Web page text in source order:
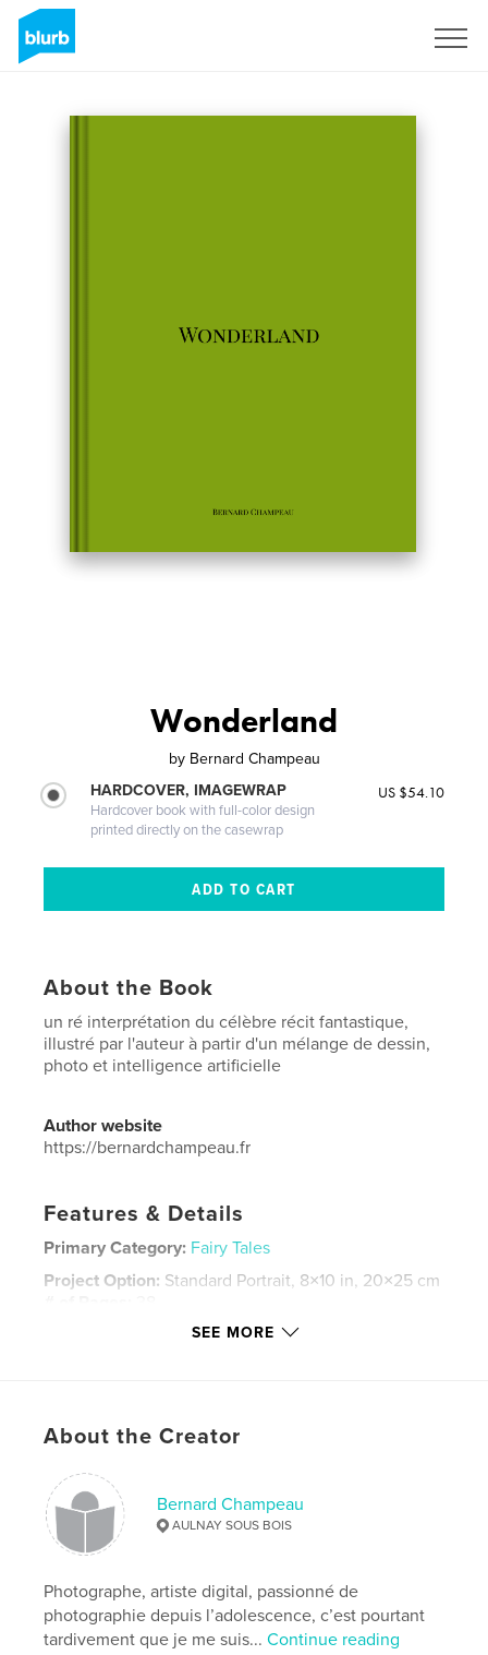
Wonderland
by Bernard Champeau
HARDCOVER, IMAGEWRAP
Hardcover book with full-color design
printed directly on the casewrap
US $54.10
About the Book
un ré interprétation du célèbre récit fantastique,
illustré par l'auteur à partir d'un mélange de dessin,
photo et intelligence artificielle
Author website
https://bernardchampeau.fr
Features & Details
Primary Category: Fairy Tales
Project Option: Standard Portrait, 8×10 in, 20×25 cm
Apr 09, 2026
illustration , IA , fantastique
Lewis Caroll
SEE MORE
About the Creator
Bernard Champeau
AULNAY SOUS BOIS
Photographe, artiste digital, passionné de
photographie depuis l’adolescence, c’est pourtant
tardivement que je me suis...Continue reading